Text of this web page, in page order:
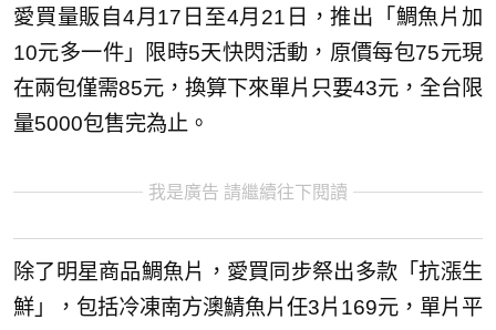
愛買量販自4月17日至4月21日，推出「鯛魚片加
10元多一件」限時5天快閃活動，原價每包75元現
在兩包僅需85元，換算下來單片只要43元，全台限
量5000包售完為止。
我是廣告 請繼續往下閱讀
除了明星商品鯛魚片，愛買同步祭出多款「抗漲生
鮮」，包括冷凍南方澳鯖魚片任3片169元，單片平